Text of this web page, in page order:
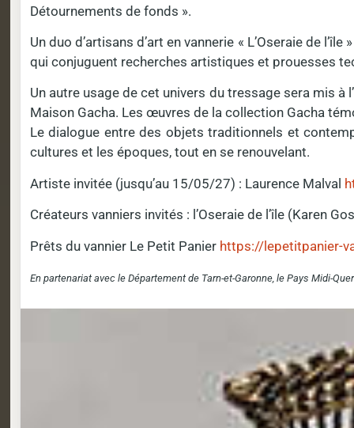
Détournements de fonds ».
Un duo d’artisans d’art en vannerie « L’Oseraie de
qui conjuguent recherches artistiques et prouesses
Un autre usage de cet univers du tressage sera mis à
Maison Gacha. Les œuvres de la collection Gacha
Le dialogue entre des objets traditionnels et
cultures et les époques, tout en se renouvelant.
Artiste invitée (jusqu’au 15/05/27) : Laurence Malval
Créateurs vanniers invités : l’Oseraie de l’île (Karen
Prêts du vannier Le Petit Panier https://lepetitpanier-
En partenariat avec le Département de Tarn-et-Garonne, le Pays Midi-